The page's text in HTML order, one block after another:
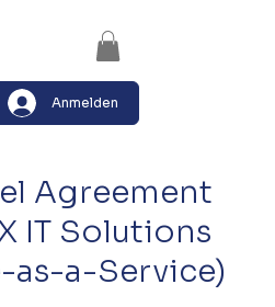
Anmelden
Agreement
IT Solutions
as-a-Service)